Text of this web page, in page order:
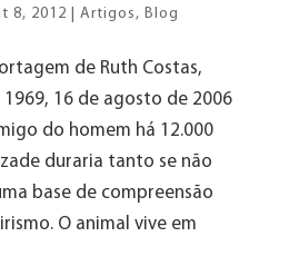
8, 2012 Artigos, Blog
de Ruth Costas,
1969, 16 de agosto de 2006
do homem há 12.000
duraria tanto se não
base de compreensão
O animal vive em